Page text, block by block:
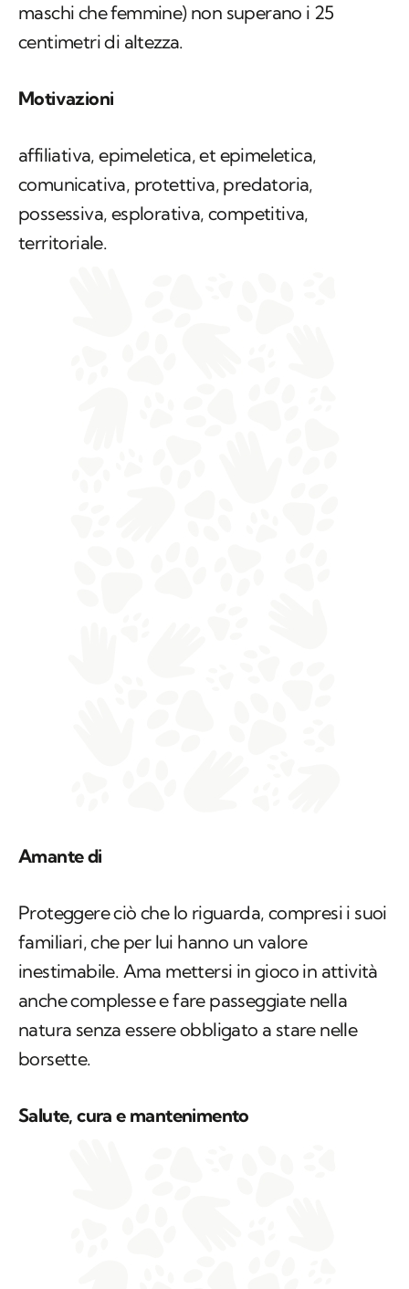
maschi che femmine) non superano i 25
centimetri di altezza.
Motivazioni
affiliativa, epimeletica, et epimeletica,
comunicativa, protettiva, predatoria,
possessiva, esplorativa, competitiva,
territoriale.
Amante di
Proteggere ciò che lo riguarda, compresi i suoi
familiari, che per lui hanno un valore
inestimabile. Ama mettersi in gioco in attività
anche complesse e fare passeggiate nella
natura senza essere obbligato a stare nelle
borsette.
Salute, cura e mantenimento